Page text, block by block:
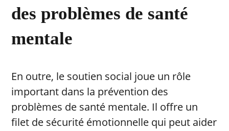
des problèmes de santé
mentale
En outre, le soutien social joue un rôle
important dans la prévention des
problèmes de santé mentale. Il offre un
filet de sécurité émotionnelle qui peut aider